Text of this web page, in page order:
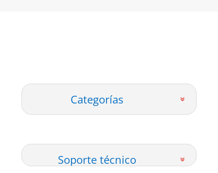
Categorías
Soporte técnico